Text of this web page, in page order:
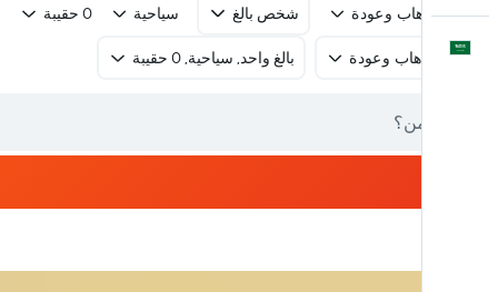
العَرَبِيَّة
رحلة ذهاب وعودة شخص بالغ سياحية 0 حقيبة
رحلة ذهاب وعودة بالغ واحد, سياحية, 0 حقيبة